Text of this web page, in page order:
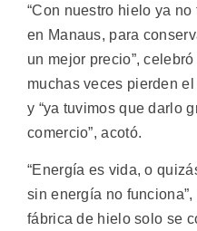
“Con nuestro hielo ya
en Manaus, para
un mejor precio”,
muchas veces pierden
y “ya tuvimos que darlo
comercio”, acotó.
“Energía es vida, o
sin energía no
fábrica de hielo solo se